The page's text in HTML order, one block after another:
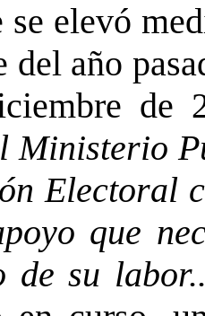
elevó
del año
de
Ministerio
Electoral
que
de su